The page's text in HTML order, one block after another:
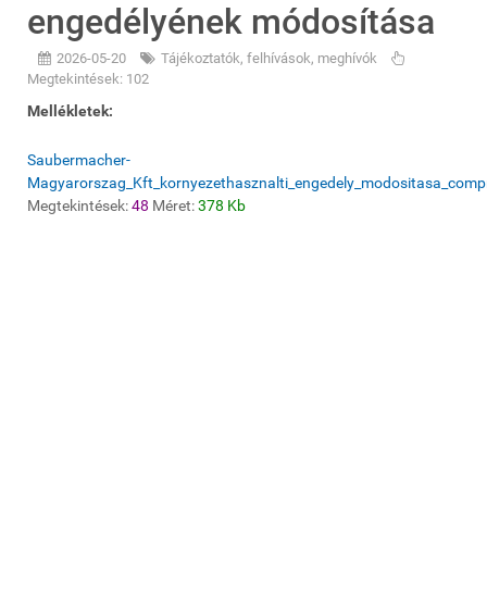
engedélyének módosítása
2026-05-20
Tájékoztatók, felhívások, meghívók
Megtekintések: 102
Mellékletek:
Saubermacher-
Megtekintések:48 Méret:378 Kb